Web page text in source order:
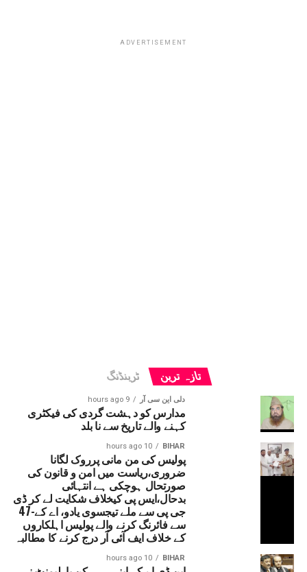
ADVERTISEMENT
تازہ ترین ٹرینڈنگ
دلی این سی آر 9 hours ago
مدارس کو دہشت گردی کی فیکٹری
کہنے والے تاریخ سے نا بلد
BIHAR
10 hours ago
پولیس کی من مانی پرروک لگانا
ضروری،ریاست میں امن و قانون کی
صورتحال ہوچکی ہے انتہائی
بدحال،ایس پی کیخلاف شکایت لے کر ڈی
جی پی سے ملے تیجسوی یادو، اے کے-47
سے فائرنگ کرنے والے پولیس اہلکاروں
کے خلاف ایف آئی آر درج کرنے کا مطالبہ
BIHAR
10 hours ago